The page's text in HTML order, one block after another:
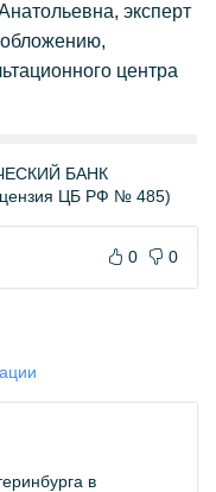
эксперт
центра
БАНК
ЦБ РФ № 485)
0 0
в